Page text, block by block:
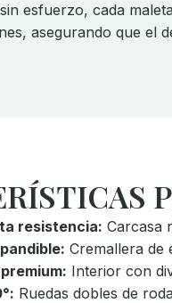
esfuerzo, cada
asegurando que el
resistencia: Carcasa
Cremallera de
Interior con
Ruedas dobles de